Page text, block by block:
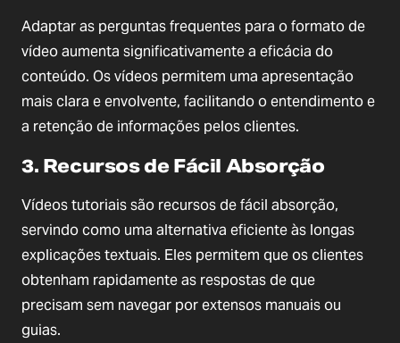
Adaptar as perguntas frequentes para o formato de
vídeo aumenta significativamente a eficácia do
conteúdo. Os vídeos permitem uma apresentação
mais clara e envolvente, facilitando o entendimento e
a retenção de informações pelos clientes.
3. Recursos de Fácil Absorção
Vídeos tutoriais são recursos de fácil absorção,
servindo como uma alternativa eficiente às longas
explicações textuais. Eles permitem que os clientes
obtenham rapidamente as respostas de que
precisam sem navegar por extensos manuais ou
guias.